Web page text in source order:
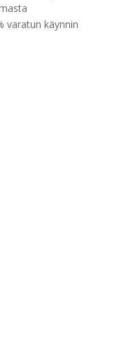
varatun käynnin